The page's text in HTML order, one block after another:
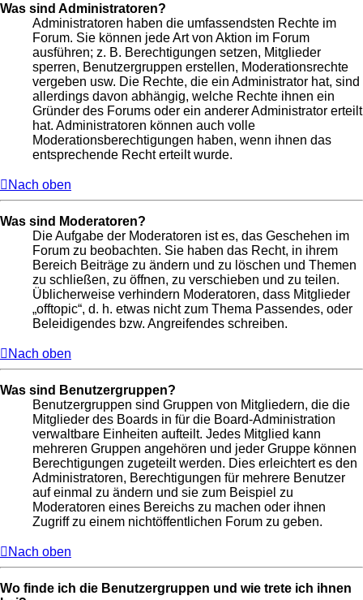
Was sind Administratoren?
Administratoren haben die umfassendsten Rechte im
Forum. Sie können jede Art von Aktion im Forum
ausführen; z. B. Berechtigungen setzen, Mitglieder
sperren, Benutzergruppen erstellen, Moderationsrechte
vergeben usw. Die Rechte, die ein Administrator hat, sind
allerdings davon abhängig, welche Rechte ihnen ein
Gründer des Forums oder ein anderer Administrator erteilt
hat. Administratoren können auch volle
Moderationsberechtigungen haben, wenn ihnen das
entsprechende Recht erteilt wurde.
Nach oben
Was sind Moderatoren?
Die Aufgabe der Moderatoren ist es, das Geschehen im
Forum zu beobachten. Sie haben das Recht, in ihrem
Bereich Beiträge zu ändern und zu löschen und Themen
zu schließen, zu öffnen, zu verschieben und zu teilen.
Üblicherweise verhindern Moderatoren, dass Mitglieder
„offtopic“, d. h. etwas nicht zum Thema Passendes, oder
Beleidigendes bzw. Angreifendes schreiben.
Nach oben
Was sind Benutzergruppen?
Benutzergruppen sind Gruppen von Mitgliedern, die die
Mitglieder des Boards in für die Board-Administration
verwaltbare Einheiten aufteilt. Jedes Mitglied kann
mehreren Gruppen angehören und jeder Gruppe können
Berechtigungen zugeteilt werden. Dies erleichtert es den
Administratoren, Berechtigungen für mehrere Benutzer
auf einmal zu ändern und sie zum Beispiel zu
Moderatoren eines Bereichs zu machen oder ihnen
Zugriff zu einem nichtöffentlichen Forum zu geben.
Nach oben
Wo finde ich die Benutzergruppen und wie trete ich ihnen